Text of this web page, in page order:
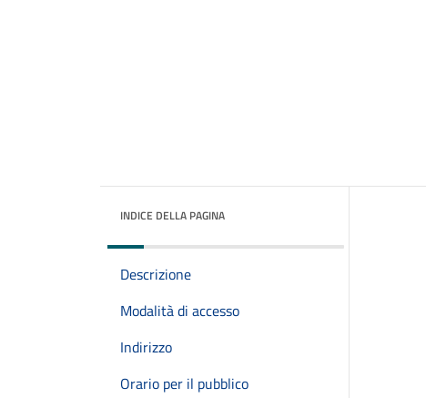
INDICE DELLA PAGINA
Descrizione
Modalità di accesso
Indirizzo
Orario per il pubblico